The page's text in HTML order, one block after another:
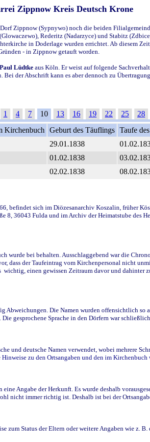
Zippnow Kreis Deutsch Krone
Zippnow (Sypnywo) noch die beiden
Rederitz (Nadarzyce) und Stabitz
in Doderlage wurden errichtet. Ab diesem
- in Zippnow getauft worden.
Paul Lüdtke aus Köln. Er weist auf folgende
der Abschrift kann es aber dennoch zu
1 4 7 10 13 16 19 22 25 28
Kirchenbuch Geburt des Täuflings Taufe
29.01.1838
01.02.1838
02.02.1838
befindet sich im Diözesanarchiv Koszalin, früher
8, 36043 Fulda und im Archiv der Heimatstube des
wurde bei behalten. Ausschlaggebend war die
dass der Taufeintrag vom Kirchenpersonal nicht
einen gewissen Zeitraum davor und
Abweichungen. Die Namen wurden offensichtlich so
gesprochene Sprache in den Dörfern war
und deutsche Namen verwendet, wobei mehrere
zu den Ortsangaben und den im Kirchenbuch
Angabe der Herkunft. Es wurde deshalb
nicht immer richtig ist. Deshalb ist bei der
zum Status der Eltern oder weitere Angaben wie z. B.